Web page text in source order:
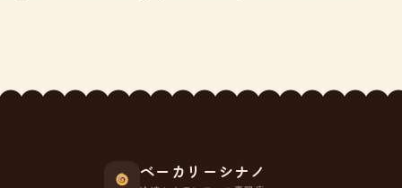
ベーカリーシナノ